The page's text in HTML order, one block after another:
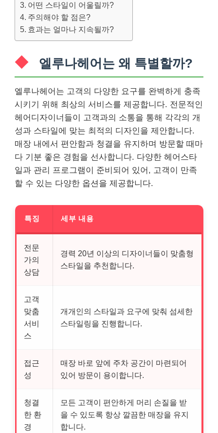
어떤 스타일이 어울릴까?
주의해야 할 점은?
효과는 얼마나 지속될까?
엘루나헤어는 왜 특별할까?
엘루나헤어는 고객의 다양한 요구를 완벽하게 충족
시키기 위해 최상의 서비스를 제공합니다. 전문적인
헤어디자이너들이 고객과의 소통을 통해 각각의 개
성과 스타일에 맞는 최적의 디자인을 제안합니다.
매장 내에서 편안함과 청결을 유지하며 방문할 때마
다 기분 좋은 경험을 선사합니다. 다양한 헤어스타
일과 관리 프로그램이 준비되어 있어, 고객이 만족
할 수 있는 다양한 옵션을 제공합니다.
특징 세부 내용
전문
가의
상담
경력 20년 이상의 디자이너들이 맞춤형
스타일을 추천합니다.
고객
맞춤
서비
스
개개인의 스타일과 요구에 맞춰 섬세한
스타일링을 진행합니다.
접근
성
매장 바로 앞에 주차 공간이 마련되어
있어 방문이 용이합니다.
청결
한 환
경
모든 고객이 편안하게 머리 손질을 받
을 수 있도록 항상 깔끔한 매장을 유지
합니다.